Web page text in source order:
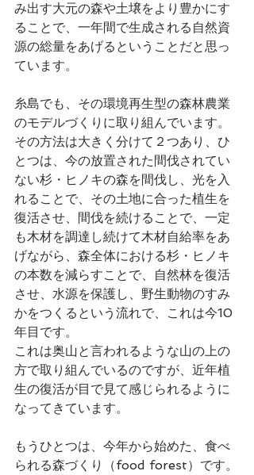
み出す大元の森や土壌をより豊かにす
ることで、一年間で生成される自然資
源の総量をあげるということだと思っ
ています。
糸島でも、その環境再生型の森林農業
のモデルづくりに取り組んでいます。
その方法は大きく分けて２つあり、ひ
とつは、今の放置された間伐されてい
ない杉・ヒノキの森を間伐し、光を入
れることで、その土地に合った植生を
復活させ、間伐を続けることで、一定
も木材を調達し続けて木材自給率をあ
げながら、森全体における杉・ヒノキ
の本数を減らすことで、自然林を復活
させ、水源を保護し、野生動物のすみ
かをつくるという流れで、これは今10
年目です。
これは奥山と言われるような山の上の
方で取り組んでいるのですが、近年植
生の復活が目で見て感じられるように
なってきています。
もうひとつは、今年から始めた、食べ
られる森づくり（food forest）です。